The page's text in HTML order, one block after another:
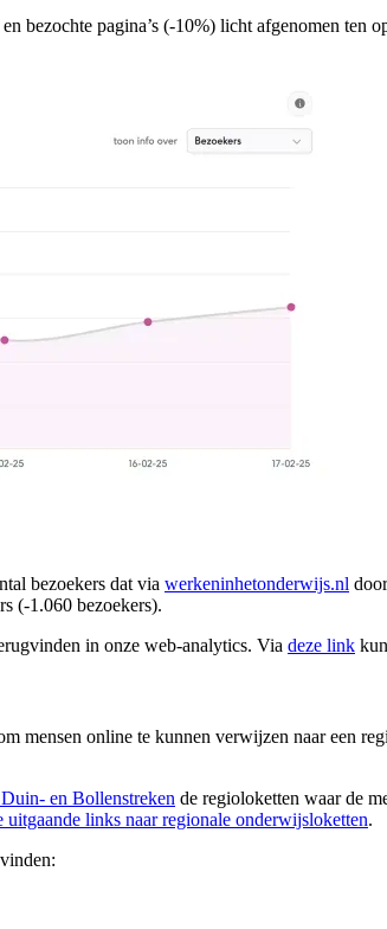
bezochte pagina’s (-10%) licht afgenomen ten
bezoekers dat via werkeninhetonderwijs.nl
(-1.060 bezoekers).
in onze web-analytics. Via deze link
mensen online te kunnen verwijzen naar een
en Bollenstreken de regioloketten waar de
links naar regionale onderwijsloketten.